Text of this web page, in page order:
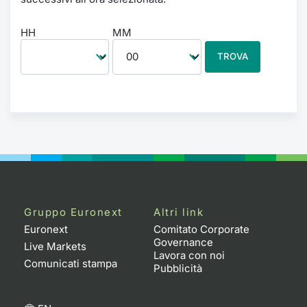
HH MM
TROVA
Gruppo Euronext
Euronext
Live Markets
Comunicati stampa
Altri link
Comitato Corporate
Governance
Lavora con noi
Pubblicità